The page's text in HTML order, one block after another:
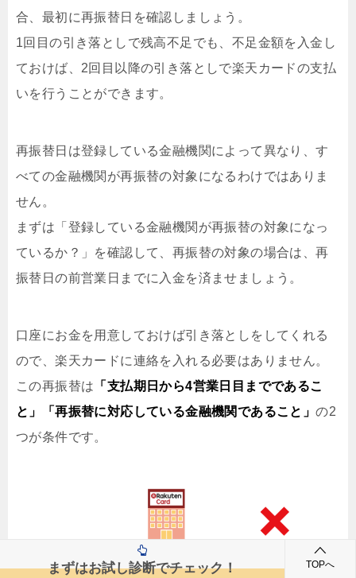
合、最初に再振替日を確認しましょう。
1回目の引き落としで残高不足でも、不足金額を入金し
ておけば、2回目以降の引き落としで楽天カードの支払
いを行うことができます。
再振替日は登録している金融機関によって異なり、す
べての金融機関が再振替の対象になるわけではありま
せん。
まずは「登録している金融機関が再振替の対象になっ
ているか？」を確認して、再振替の対象の場合は、再
振替日の前営業日までに入金を済ませましょう。
口座にお金を用意しておけば引き落としをしてくれる
ので、楽天カードに連絡を入れる必要はありません。
この再振替は 「支払期日から4営業日目までであるこ
と」「再振替に対応している金融機関であること」の2
つが条件です。
まずはお試し診断でチェック！ TOPへ